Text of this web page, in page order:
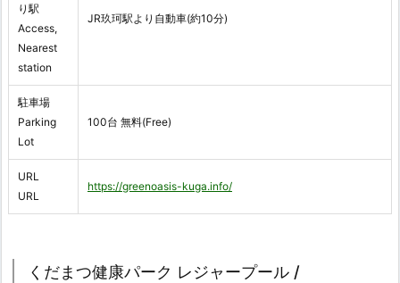
り駅
Access,
Nearest
station
JR玖珂駅より自動車(約10分)
駐車場
Parking
Lot
100台 無料(Free)
URL
URL
https://greenoasis-kuga.info/
くだまつ健康パーク レジャープール /